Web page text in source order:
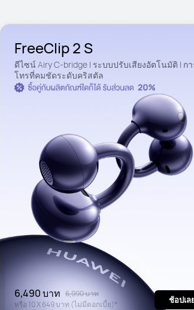
FreeClip 2 S
ดีไซน์ Airy C-bridge | ระบบปรับเสียงอัตโนมัติ | กา
โทรที่คมชัดระดับคริสตัล
6,490 บาท 6,990 บาท
หรือ 10X649 บาท (ไม่มีดอกเบี้ย)* ช้อปเล